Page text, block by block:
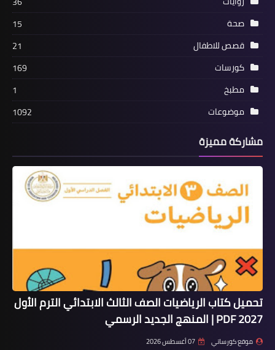
صحة
15
قصص للاطفال
21
كورسات
169
مطبخ
1
موضوعات
1092
مشاركة مميزة
تحميل كتاب الرياضيات الصف الثالث الابتدائي الترم الأول
2027 PDF | المنهج الجديد الرسمي
موقع كورساتي 07 أغسطس 2026